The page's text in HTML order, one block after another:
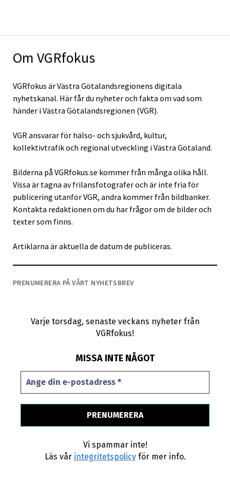
Om VGRfokus
VGRfokus är Västra Götalandsregionens digitala
nyhetskanal. Här får du nyheter och fakta om vad som
händer i Västra Götalandsregionen (VGR).
VGR ansvarar för hälso- och sjukvård, kultur,
kollektivtrafik och regional utveckling i Västra Götaland.
Bilderna på VGRfokus.se kommer från många olika håll.
Vissa är tagna av frilansfotografer och är inte fria för
publicering utanför VGR, andra kommer från bildbanker.
Kontakta redaktionen om du har frågor om de bilder och
texter som finns.
Artiklarna är aktuella de datum de publiceras.
PRENUMERERA PÅ VÅRT NYHETSBREV
Varje torsdag, senaste veckans nyheter från
VGRfokus!
MISSA INTE NÅGOT
Vi spammar inte!
Läs vår integritetspolicyför mer info.